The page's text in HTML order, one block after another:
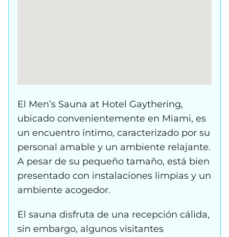
El Men’s Sauna at Hotel Gaythering,
ubicado convenientemente en Miami, es
un encuentro íntimo, caracterizado por su
personal amable y un ambiente relajante.
A pesar de su pequeño tamaño, está bien
presentado con instalaciones limpias y un
ambiente acogedor.
El sauna disfruta de una recepción cálida,
sin embargo, algunos visitantes